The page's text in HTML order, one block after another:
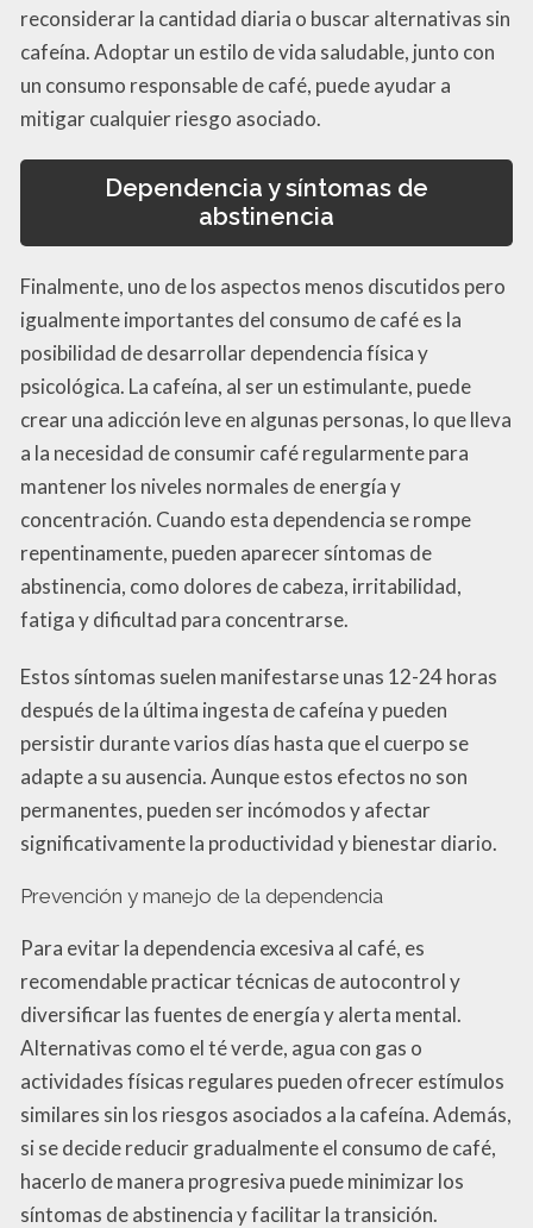
reconsiderar la cantidad diaria o buscar alternativas sin
cafeína. Adoptar un estilo de vida saludable, junto con
un consumo responsable de café, puede ayudar a
mitigar cualquier riesgo asociado.
Dependencia y síntomas de
abstinencia
Finalmente, uno de los aspectos menos discutidos pero
igualmente importantes del consumo de café es la
posibilidad de desarrollar dependencia física y
psicológica. La cafeína, al ser un estimulante, puede
crear una adicción leve en algunas personas, lo que lleva
a la necesidad de consumir café regularmente para
mantener los niveles normales de energía y
concentración. Cuando esta dependencia se rompe
repentinamente, pueden aparecer síntomas de
abstinencia, como dolores de cabeza, irritabilidad,
fatiga y dificultad para concentrarse.
Estos síntomas suelen manifestarse unas 12-24 horas
después de la última ingesta de cafeína y pueden
persistir durante varios días hasta que el cuerpo se
adapte a su ausencia. Aunque estos efectos no son
permanentes, pueden ser incómodos y afectar
significativamente la productividad y bienestar diario.
Prevención y manejo de la dependencia
Para evitar la dependencia excesiva al café, es
recomendable practicar técnicas de autocontrol y
diversificar las fuentes de energía y alerta mental.
Alternativas como el té verde, agua con gas o
actividades físicas regulares pueden ofrecer estímulos
similares sin los riesgos asociados a la cafeína. Además,
si se decide reducir gradualmente el consumo de café,
hacerlo de manera progresiva puede minimizar los
síntomas de abstinencia y facilitar la transición.